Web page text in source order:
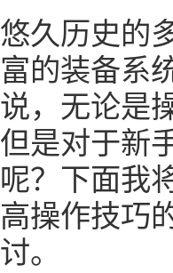
久历史的
的装备系
，无论是
是对于新
？下面我
操作技巧
。